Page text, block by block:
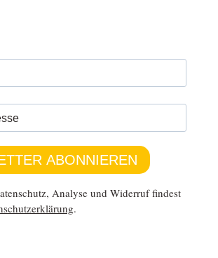
ABONNIEREN
Analyse und Widerruf findest
.